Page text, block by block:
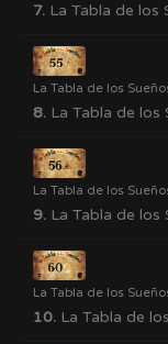
7. La Tabla de los
La Tabla de los
8. La Tabla de los
La Tabla de los
9. La Tabla de los
La Tabla de los
10. La Tabla de